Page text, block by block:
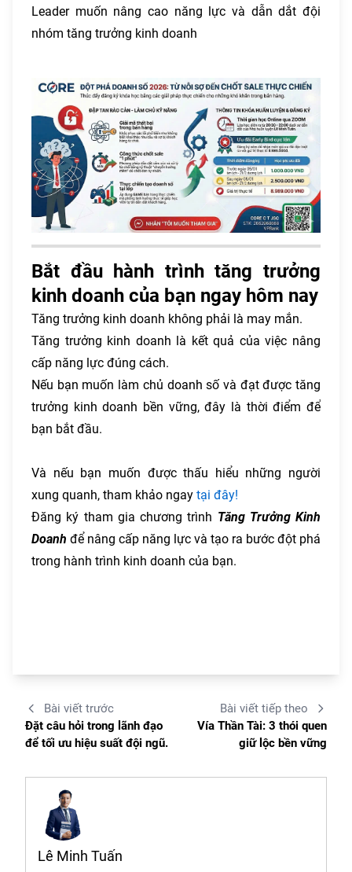
Leader muốn nâng cao năng lực và dẫn dắt đội
nhóm tăng trưởng kinh doanh
Bắt đầu hành trình tăng trưởng
kinh doanh của bạn ngay hôm nay
Tăng trưởng kinh doanh không phải là may mắn.
Tăng trưởng kinh doanh là kết quả của việc nâng
cấp năng lực đúng cách.
Nếu bạn muốn làm chủ doanh số và đạt được tăng
trưởng kinh doanh bền vững, đây là thời điểm để
bạn bắt đầu.
Và nếu bạn muốn được thấu hiểu những người
xung quanh, tham khảo ngay tại đây!
Đăng ký tham gia chương trình Tăng Trưởng Kinh
Doanh để nâng cấp năng lực và tạo ra bước đột phá
trong hành trình kinh doanh của bạn.
Bài viết trước
Đặt câu hỏi trong lãnh đạo
để tối ưu hiệu suất đội ngũ.
Bài viết tiếp theo
Vía Thần Tài: 3 thói quen
giữ lộc bền vững
Lê Minh Tuấn